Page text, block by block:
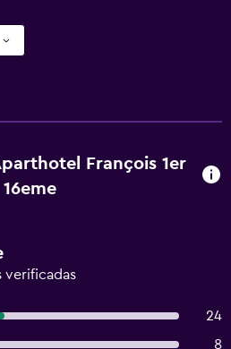
François 1er
16eme
verificadas
24
8